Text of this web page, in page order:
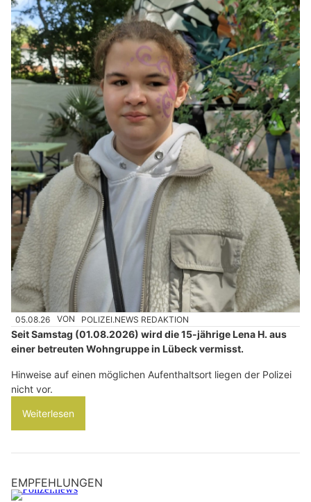
05.08.26 VON POLIZEI.NEWS REDAKTION
Seit Samstag (01.08.2026) wird die 15-jährige Lena H. aus
einer betreuten Wohngruppe in Lübeck vermisst.
Hinweise auf einen möglichen Aufenthaltsort liegen der Polizei
nicht vor.
Weiterlesen
EMPFEHLUNGEN